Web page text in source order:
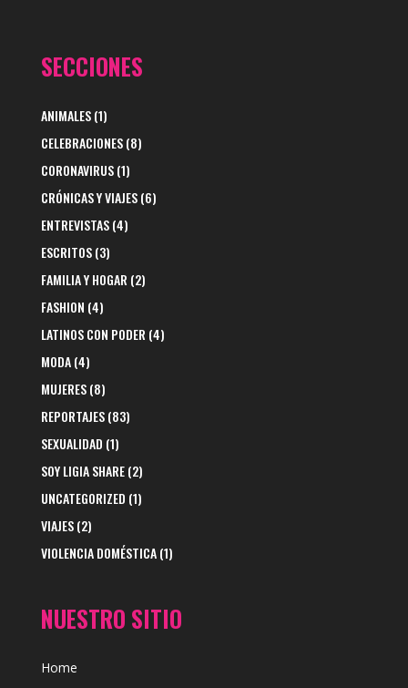
SECCIONES
ANIMALES(1)
CELEBRACIONES(8)
CORONAVIRUS(1)
CRÓNICAS Y VIAJES(6)
ENTREVISTAS(4)
ESCRITOS(3)
FAMILIA Y HOGAR (2)
FASHION (4)
LATINOS CON PODER (4)
MODA(4)
MUJERES(8)
REPORTAJES(83)
SEXUALIDAD (1)
SOY LIGIA SHARE(2)
UNCATEGORIZED (1)
VIAJES(2)
VIOLENCIA DOMÉSTICA(1)
NUESTRO SITIO
Home